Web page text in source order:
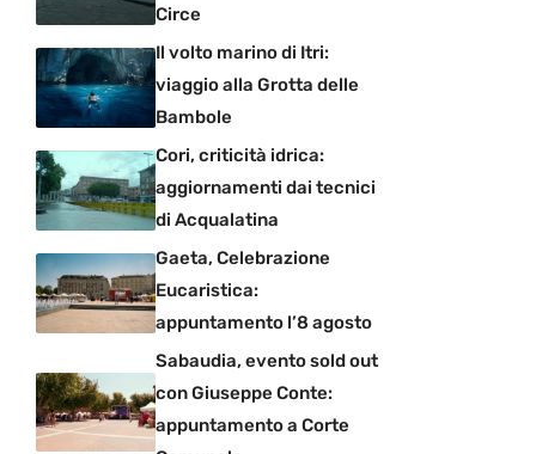
Circe
Il volto marino di Itri:
viaggio alla Grotta delle
Bambole
Cori, criticità idrica:
aggiornamenti dai tecnici
di Acqualatina
Gaeta, Celebrazione
Eucaristica:
appuntamento l’8 agosto
Sabaudia, evento sold out
con Giuseppe Conte:
appuntamento a Corte